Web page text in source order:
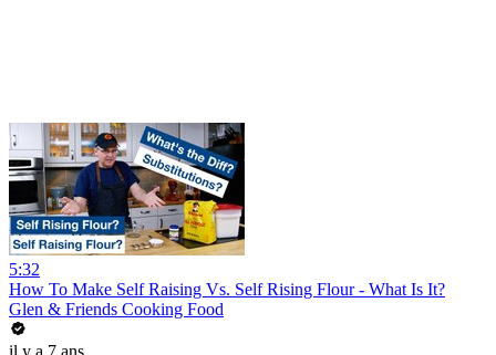
5:32
How To Make Self Raising Vs. Self Rising Flour - What Is It?
Glen & Friends Cooking Food